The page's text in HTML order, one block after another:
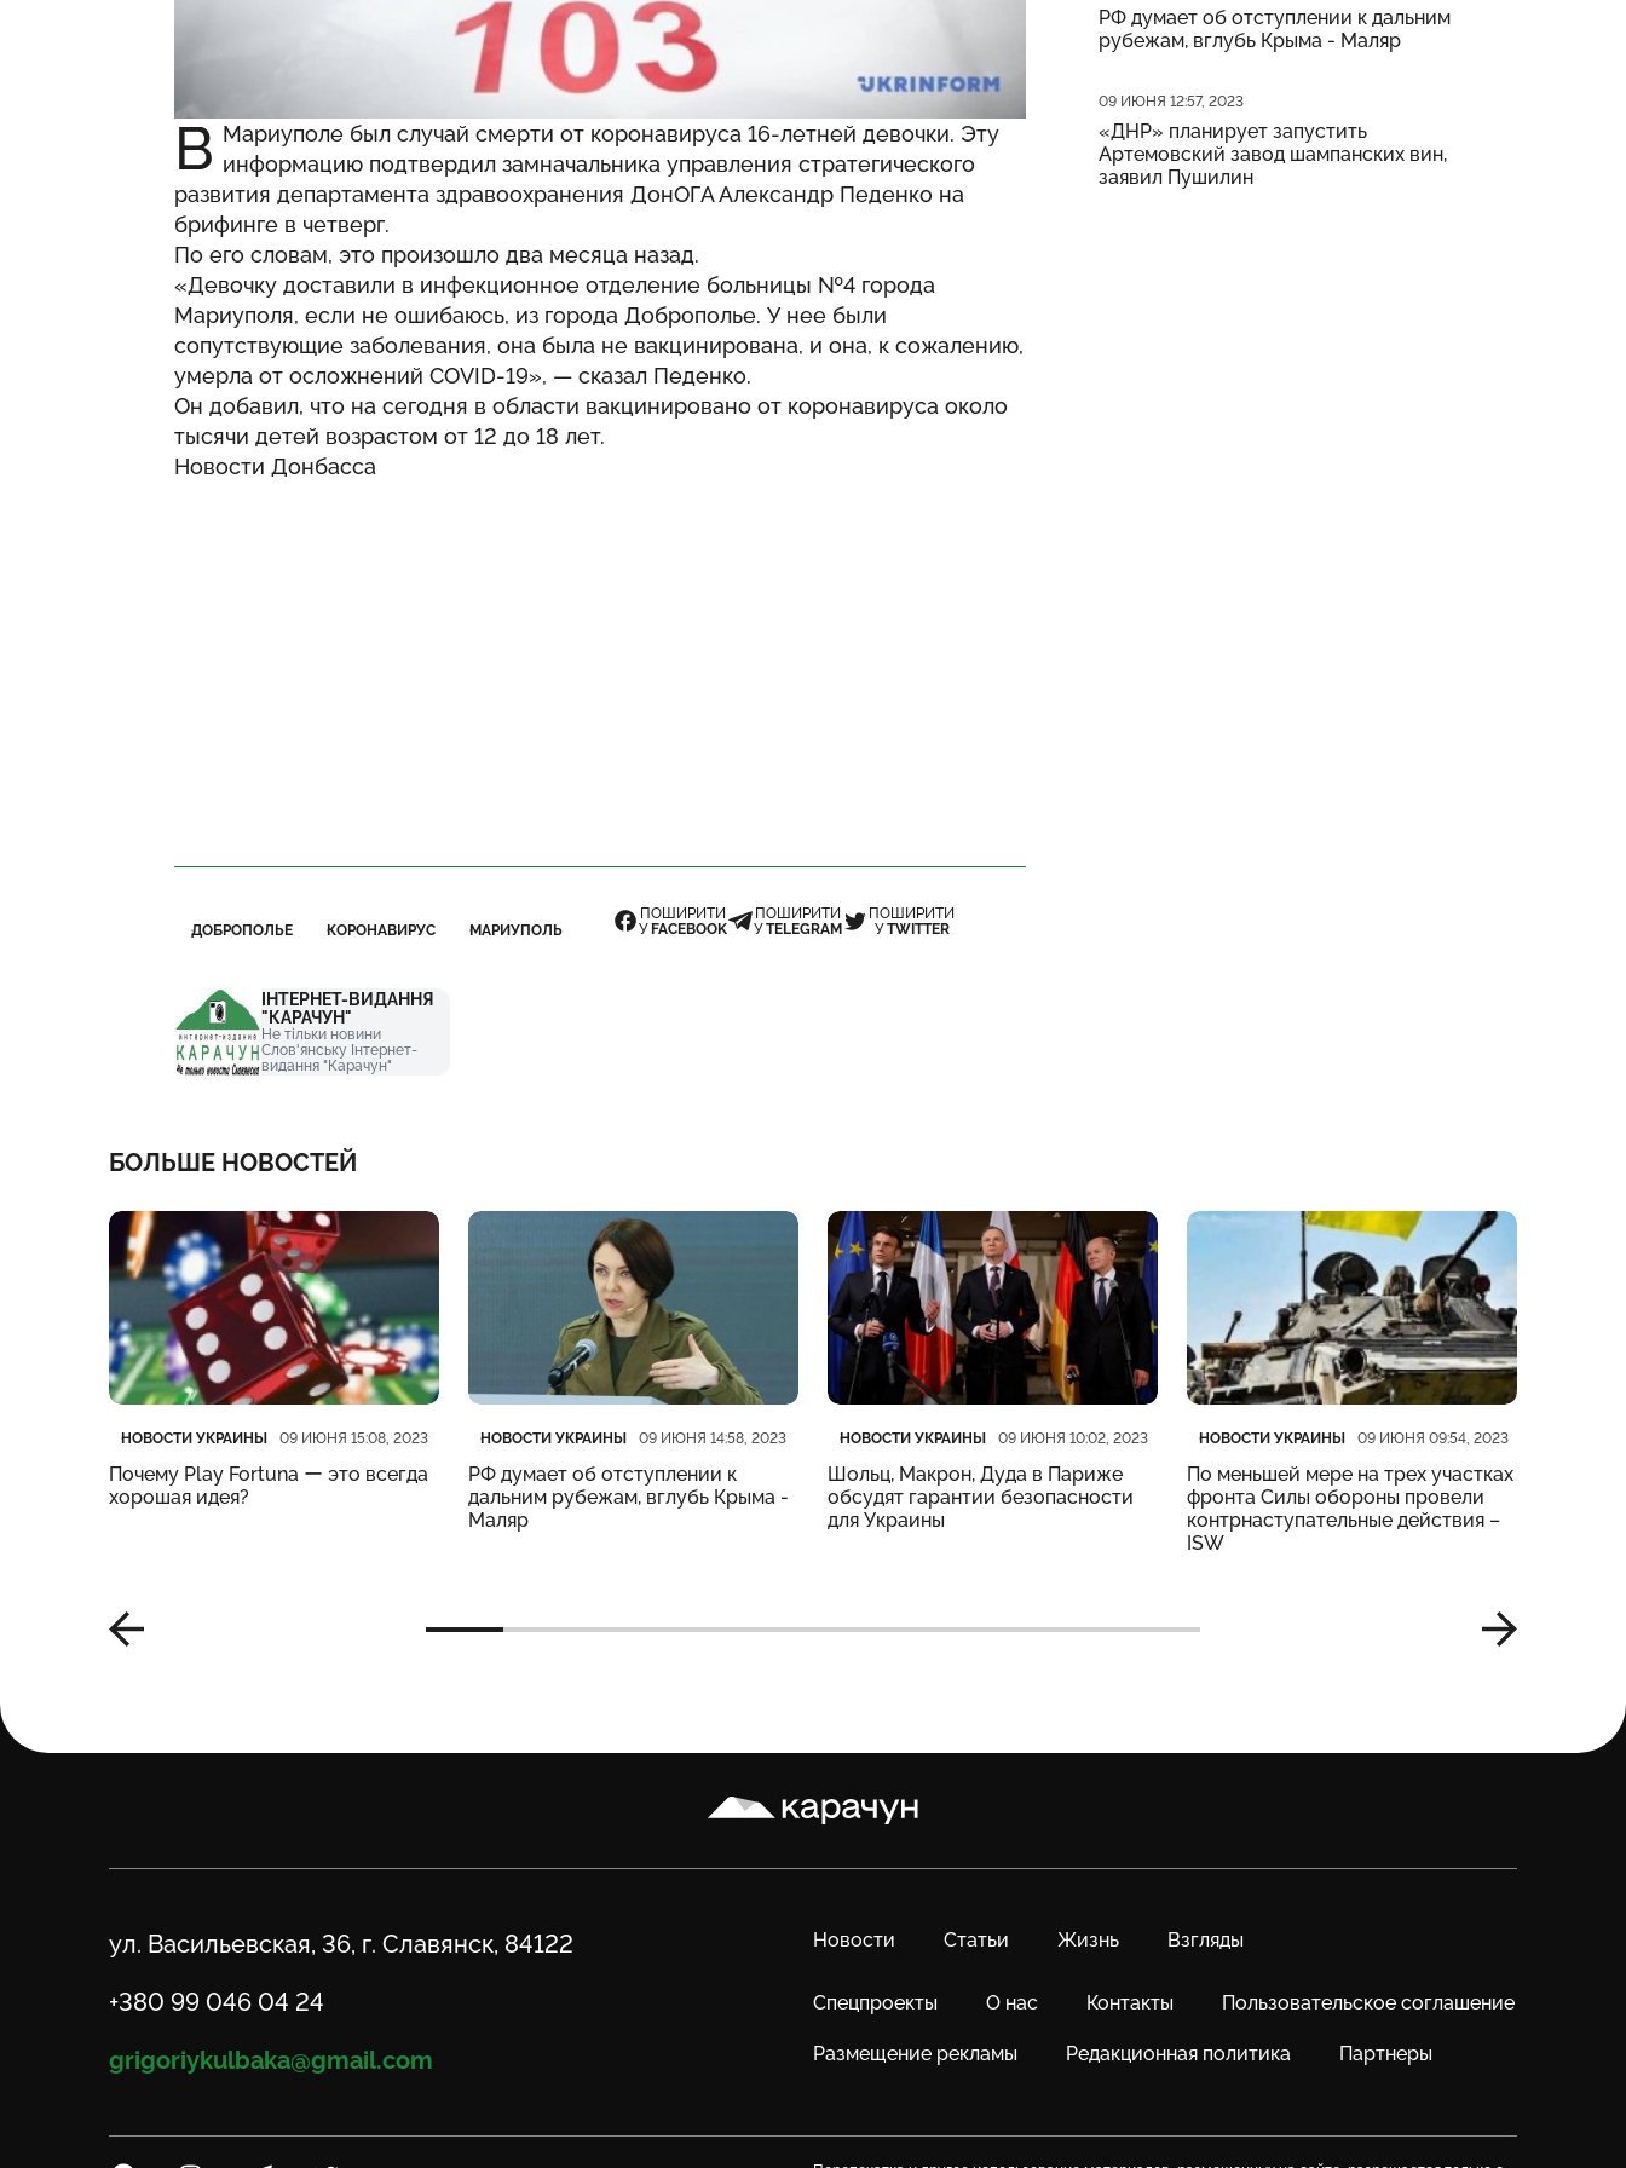
В Мариуполе был случай смерти от коронавируса 16-летней девочки. Эту
информацию подтвердил замначальника управления стратегического
развития департамента здравоохранения ДонОГА Александр Педенко на
брифинге в четверг.
По его словам, это произошло два месяца назад.
«Девочку доставили в инфекционное отделение больницы №4 города
Мариуполя, если не ошибаюсь, из города Доброполье. У нее были
сопутствующие заболевания, она была не вакцинирована, и она, к сожалению,
умерла от осложнений COVID-19», — сказал Педенко.
Он добавил, что на сегодня в области вакцинировано от коронавируса около
тысячи детей возрастом от 12 до 18 лет.
Новости Донбасса
ДОБРОПОЛЬЕ КОРОНАВИРУС МАРИУПОЛЬ
ПОШИРИТИ
У FACEBOOK
ПОШИРИТИ
УTELEGRAM
ПОШИРИТИ
УTWITTER
ІНТЕРНЕТ-ВИДАННЯ
"КАРАЧУН"
Не тільки новини
Слов'янську Інтернет-
видання "Карачун"
РФ думает об отступлении к дальним
рубежам, вглубь Крыма - Маляр
Дата публикации
09 ИЮНЯ 12:57, 2023
«ДНР» планирует запустить
Артемовский завод шампанских вин,
заявил Пушилин
БОЛЬШЕ НОВОСТЕЙ
Категория
НОВОСТИ УКРАИНЫ
Дата публикации 09 ИЮНЯ 15:08, 2023
Почему Play Fortuna ー это всегда
хорошая идея?
Категория
НОВОСТИ УКРАИНЫ
Дата публикации 09 ИЮНЯ 14:58, 2023
РФ думает об отступлении к
дальним рубежам, вглубь Крыма -
Маляр
Категория
НОВОСТИ УКРАИНЫ
Дата публикации 09 ИЮНЯ 10:02, 2023
Шольц, Макрон, Дуда в Париже
обсудят гарантии безопасности
для Украины
Категория
НОВОСТИ УКРАИНЫ
Дата публикации 09 ИЮНЯ 09:54, 2023
По меньшей мере на трех участках
фронта Силы обороны провели
контрнаступательные действия –
ISW
Карачун
Новости Статьи Жизнь Взгляды
Спецпроекты О нас Контакты Пользовательское соглашение
Размещение рекламы Редакционная политика Партнеры
Адрес
ул. Васильевская, 36, г. Славянск, 84122
Телефон
+380 99 046 04 24
Email
grigoriykulbaka@gmail.com